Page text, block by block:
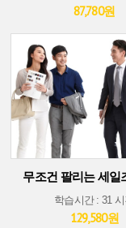
87,780원
학습시간 : 31
129,580원